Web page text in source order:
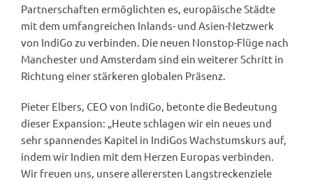
Partnerschaften ermöglichten es, europäische Städte
mit dem umfangreichen Inlands- und Asien-Netzwerk
von IndiGo zu verbinden. Die neuen Nonstop-Flüge nach
Manchester und Amsterdam sind ein weiterer Schritt in
Richtung einer stärkeren globalen Präsenz.
Pieter Elbers, CEO von IndiGo, betonte die Bedeutung
dieser Expansion: „Heute schlagen wir ein neues und
sehr spannendes Kapitel in IndiGos Wachstumskurs auf,
indem wir Indien mit dem Herzen Europas verbinden.
Wir freuen uns, unsere allerersten Langstreckenziele